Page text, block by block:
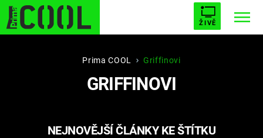
ŽIVĚ
STARHOUSE BUFFY, PŘEMOŽITELKA UPÍRŮ
PLNEJ KOTEL AVENGERS 5
Prima COOL Griffinovi
GRIFFINOVI
NEJNOVĚJŠÍ ČLÁNKY KE ŠTÍTKU